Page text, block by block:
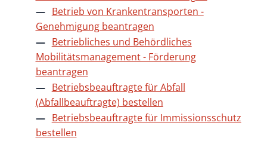
Betrieb von Krankentransporten -
Genehmigung beantragen
Betriebliches und Behördliches
Mobilitätsmanagement - Förderung
beantragen
Betriebsbeauftragte für Abfall
(Abfallbeauftragte) bestellen
Betriebsbeauftragte für Immissionsschutz
bestellen